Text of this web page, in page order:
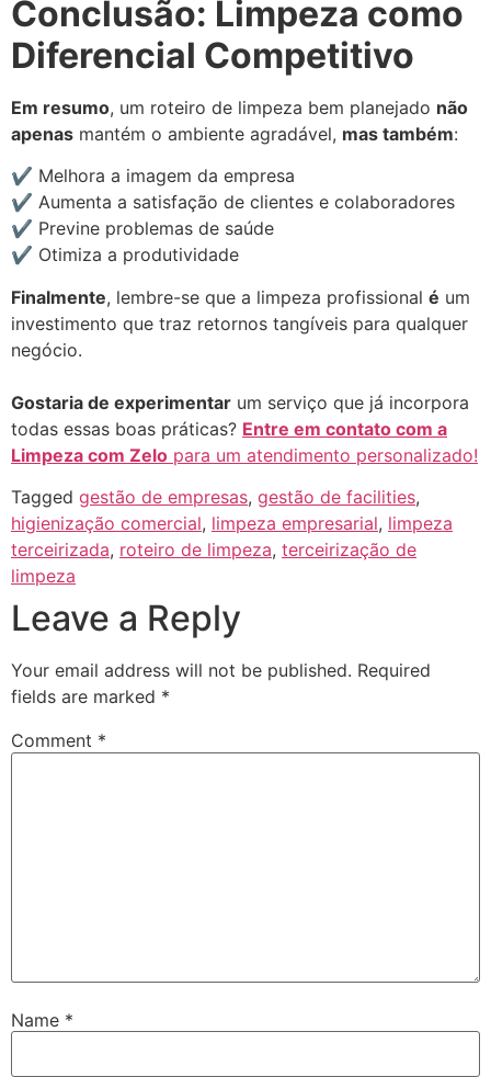
Conclusão: Limpeza como
Diferencial Competitivo
Em resumo, um roteiro de limpeza bem planejado não
apenas mantém o ambiente agradável, mas também:
✔ Melhora a imagem da empresa
✔ Aumenta a satisfação de clientes e colaboradores
✔ Previne problemas de saúde
✔ Otimiza a produtividade
Finalmente, lembre-se que a limpeza profissional é um
investimento que traz retornos tangíveis para qualquer
negócio.
Gostaria de experimentar um serviço que já incorpora
todas essas boas práticas? Entre em contato com a
Limpeza com Zelo para um atendimento personalizado!
Tagged gestão de empresas, gestão de facilities,
higienização comercial, limpeza empresarial, limpeza
terceirizada, roteiro de limpeza, terceirização de
limpeza
Leave a Reply
Your email address will not be published. Required
fields are marked *
Comment *
Name *